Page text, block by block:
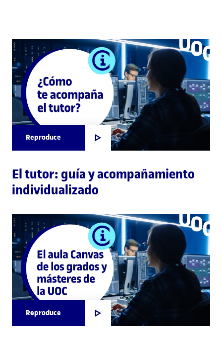
Reproduce
El tutor: guía y acompañamiento
individualizado
Reproduce